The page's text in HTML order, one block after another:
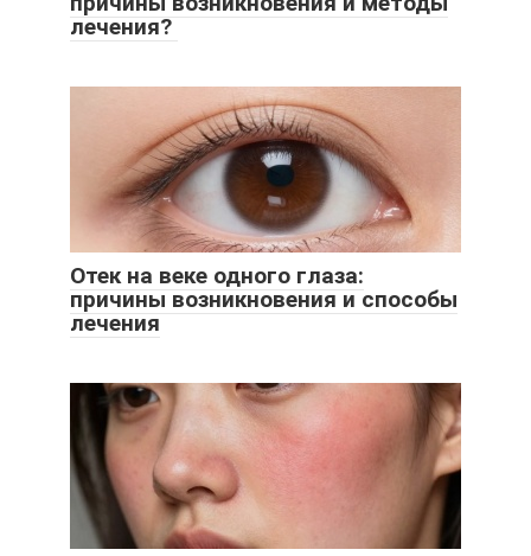
лечения?
Отек на веке одного глаза:
причины возникновения и способы
лечения